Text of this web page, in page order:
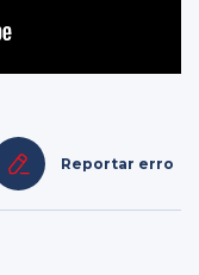
Reportar erro